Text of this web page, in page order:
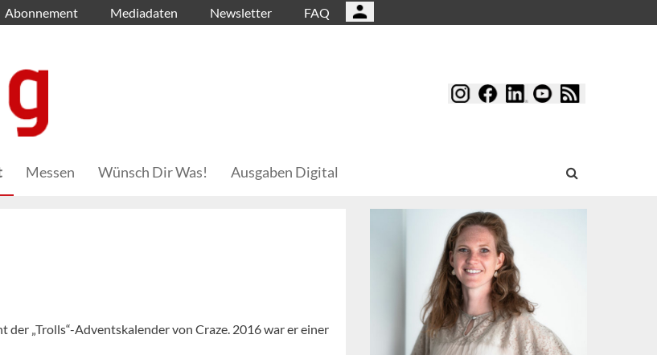
Abonnement Mediadaten Newsletter FAQ
Messen Wünsch Dir Was! Ausgaben Digital
„Trolls“-Adventskalender von Craze. 2016 war er einer